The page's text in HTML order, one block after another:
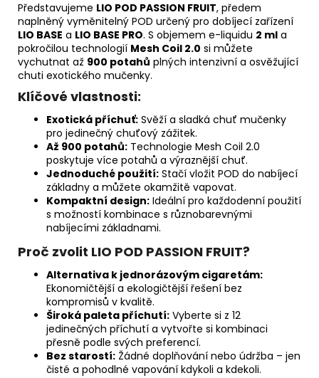
Představujeme LIO POD PASSION FRUIT, předem
naplněný vyměnitelný POD určený pro dobíjecí zařízení
LIO BASE a LIO BASE PRO. S objemem e-liquidu 2 ml a
pokročilou technologií Mesh Coil 2.0 si můžete
vychutnat až 900 potahů plných intenzivní a osvěžující
chuti exotického mučenky.
Klíčové vlastnosti:
Exotická příchuť: Svěží a sladká chuť mučenky
pro jedinečný chuťový zážitek.
Až 900 potahů: Technologie Mesh Coil 2.0
poskytuje více potahů a výraznější chuť.
Jednoduché použití: Stačí vložit POD do nabíjecí
základny a můžete okamžitě vapovat.
Kompaktní design: Ideální pro každodenní použití
s možností kombinace s různobarevnými
nabíjecími základnami.
Proč zvolit LIO POD PASSION FRUIT?
Alternativa k jednorázovým cigaretám:
Ekonomičtější a ekologičtější řešení bez
kompromisů v kvalitě.
Široká paleta příchutí: Vyberte si z 12
jedinečných příchutí a vytvořte si kombinaci
přesně podle svých preferencí.
Bez starostí: Žádné doplňování nebo údržba – jen
čisté a pohodlné vapování kdykoli a kdekoli.